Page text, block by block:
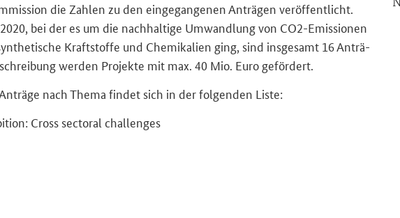
die Zah­len zu den ein­ge­gan­ge­nen An­trä­gen ver­öf­fent­licht.
bei der es um die nach­hal­ti­ge Um­wand­lung von CO2-​Emissionen
Kraft­stof­fe und Che­mi­ka­li­en ging, sind ins­ge­samt 16 An­trä­
wer­den Pro­jek­te mit max. 40 Mio. Euro ge­för­dert.
nach Thema fin­det sich in der fol­gen­den Liste:
Cross sec­to­ral chal­len­ges